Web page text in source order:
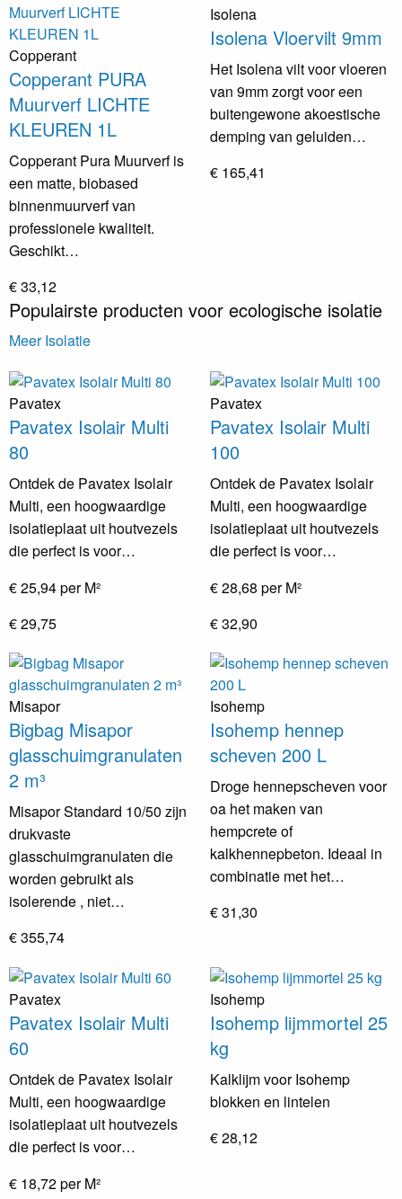
Copperant
Copperant PURA
Muurverf LICHTE
KLEUREN 1L
Copperant Pura Muurverf is
een matte, biobased
binnenmuurverf van
professionele kwaliteit.
Geschikt…
€ 33,12
Isolena
Isolena Vloervilt 9mm
Het Isolena vilt voor vloeren
van 9mm zorgt voor een
buitengewone akoestische
demping van geluiden…
€ 165,41
Populairste producten voor ecologische isolatie
Meer Isolatie
Pavatex
Pavatex Isolair Multi
80
Ontdek de Pavatex Isolair
Multi, een hoogwaardige
isolatieplaat uit houtvezels
die perfect is voor…
€ 25,94 per M²
€ 29,75
Pavatex
Pavatex Isolair Multi
100
Ontdek de Pavatex Isolair
Multi, een hoogwaardige
isolatieplaat uit houtvezels
die perfect is voor…
€ 28,68 per M²
€ 32,90
Misapor
Bigbag Misapor
glasschuimgranulaten
2 m³
Misapor Standard 10/50 zijn
drukvaste
glasschuimgranulaten die
worden gebruikt als
isolerende , niet…
€ 355,74
Isohemp
Isohemp hennep
scheven 200 L
Droge hennepscheven voor
oa het maken van
hempcrete of
kalkhennepbeton. Ideaal in
combinatie met het…
€ 31,30
Pavatex
Pavatex Isolair Multi
60
Ontdek de Pavatex Isolair
Multi, een hoogwaardige
isolatieplaat uit houtvezels
die perfect is voor…
€ 18,72 per M²
Isohemp
Isohemp lijmmortel 25
kg
Kalklijm voor Isohemp
blokken en lintelen
€ 28,12